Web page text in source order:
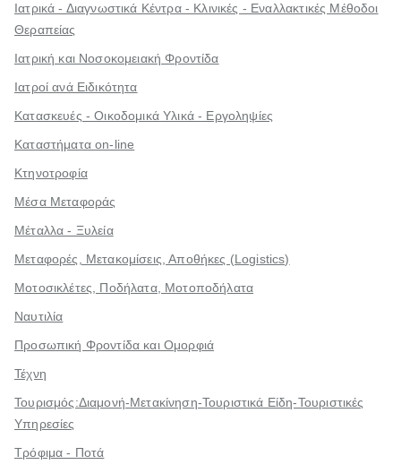
Ιατρικά - Διαγνωστικά Κέντρα - Κλινικές - Εναλλακτικές Μέθοδοι
Θεραπείας
Ιατρική και Νοσοκομειακή Φροντίδα
Ιατροί ανά Ειδικότητα
Κατασκευές - Οικοδομικά Υλικά - Εργοληψίες
Καταστήματα on-line
Κτηνοτροφία
Μέσα Μεταφοράς
Μέταλλα - Ξυλεία
Μεταφορές, Μετακομίσεις, Αποθήκες (Logistics)
Μοτοσικλέτες, Ποδήλατα, Μοτοποδήλατα
Ναυτιλία
Προσωπική Φροντίδα και Ομορφιά
Τέχνη
Τουρισμός:Διαμονή-Μετακίνηση-Τουριστικά Είδη-Τουριστικές
Υπηρεσίες
Τρόφιμα - Ποτά